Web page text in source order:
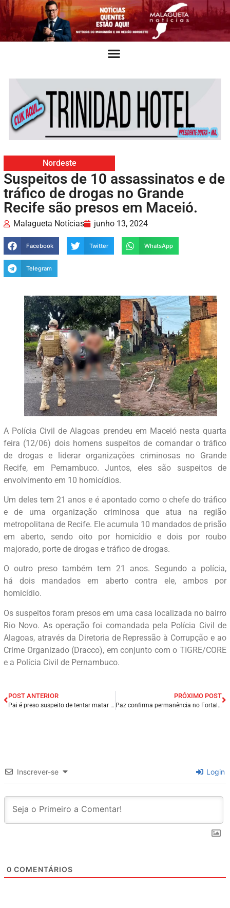
Nordeste
Suspeitos de 10 assassinatos e de
tráfico de drogas no Grande
Recife são presos em Maceió.
Malagueta Notícias junho 13, 2024
Facebook Twitter WhatsApp
Telegram
A Polícia Civil de Alagoas prendeu em Maceió nesta quarta
feira (12/06) dois homens suspeitos de comandar o tráfico
de drogas e liderar organizações criminosas no Grande
Recife, em Pernambuco. Juntos, eles são suspeitos de
envolvimento em 10 homicídios.
Um deles tem 21 anos e é apontado como o chefe do tráfico
e de uma organização criminosa que atua na região
metropolitana de Recife. Ele acumula 10 mandados de prisão
em aberto, sendo oito por homicídio e dois por roubo
majorado, porte de drogas e tráfico de drogas.
O outro preso também tem 21 anos. Segundo a polícia,
há dois mandados em aberto contra ele, ambos por
homicídio.
Os suspeitos foram presos em uma casa localizada no bairro
Rio Novo. As operação foi comandada pela Polícia Civil de
Alagoas, através da Diretoria de Repressão à Corrupção e ao
Crime Organizado (Dracco), em conjunto com o TIGRE/CORE
e a Polícia Civil de Pernambuco.
POST ANTERIOR
Pai é preso suspeito de tentar matar filhos no município de Bom Princípio do Piauí/PI.
PRÓXIMO POST
Paz confirma permanência no Fortaleza após recusa ao Corinthians: ‘ainda há muito por fazer’.
Inscrever-se Login
0 COMENTÁRIOS